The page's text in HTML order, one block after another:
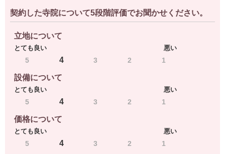
契約した寺院について5段階評価でお聞かせください。
立地について
とても良い 悪い
5 4 3 2 1
設備について
とても良い 悪い
5 4 3 2 1
価格について
とても良い 悪い
5 4 3 2 1